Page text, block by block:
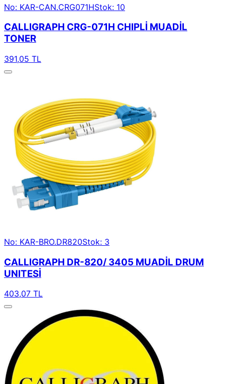
No: KAR-CAN.CRG071HStok: 10
CALLIGRAPH CRG-071H CHIPLİ MUADİL
TONER
391,05 TL
No: KAR-BRO.DR820Stok: 3
CALLIGRAPH DR-820/ 3405 MUADİL DRUM
UNITESİ
403,07 TL